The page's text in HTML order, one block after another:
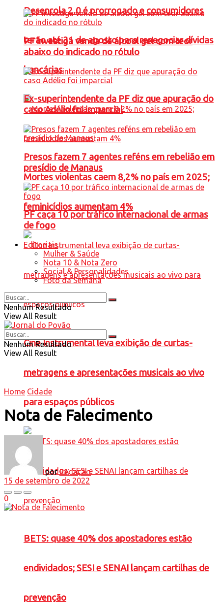
Desenrola 2.0 é prorrogado e consumidores
terão até 31 de agosto para renegociar dívidas
bancárias
Mortes violentas caem 8,2% no país em 2025;
feminicídios aumentam 4%
Cine Instrumental leva exibição de curtas-
metragens e apresentações musicais ao vivo
para espaços públicos
BETS: quase 40% dos apostadores estão
endividados; SESI e SENAI lançam cartilhas de
prevenção
PF investiga venda de álcool gel com teor
abaixo do indicado no rótulo
Ex-superintendente da PF diz que apuração do
caso Adélio foi imparcial
Presos fazem 7 agentes reféns em rebelião em
presídio de Manaus
PF caça 10 por tráfico internacional de armas
de fogo
Editoriais
Mulher & Saúde
Nota 10 & Nota Zero
Social & Personalidades
Foto da Semana
Nenhum Resultado
View All Result
Nenhum Resultado
View All Result
Home Cidade
Nota de Falecimento
por Redação
15 de setembro de 2022
0